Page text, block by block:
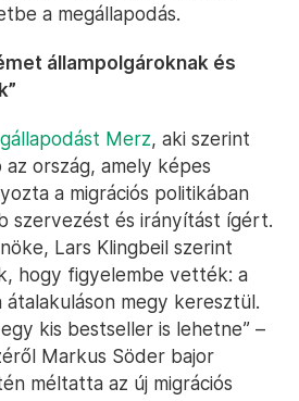
a megállapodás.
állampolgároknak és
Merz, aki szerint
ország, amely képes
a migrációs politikában
szervezést és irányítást ígért.
Lars Klingbeil szerint
hogy figyelembe vették: a
megy keresztül.
kis bestseller is lehetne” –
Markus Söder bajor
méltatta az új migrációs